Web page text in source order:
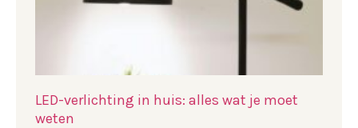
LED-verlichting in huis: alles wat je moet
weten